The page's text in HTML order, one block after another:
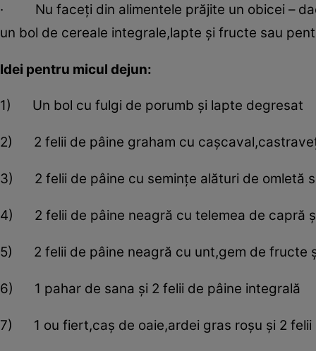
· Nu faceţi din alimentele prăjite un obicei –
un bol de cereale integrale,lapte şi fructe sau
Idei pentru micul dejun:
1) Un bol cu fulgi de porumb şi lapte degresat
2) 2 felii de pâine graham cu
3) 2 felii de pâine cu seminţe alături de omletă
4) 2 felii de pâine neagră cu telemea de capră
5) 2 felii de pâine neagră cu unt,gem de fructe
6) 1 pahar de sana şi 2 felii de pâine integrală
7) 1 ou fiert,caş de oaie,ardei gras roşu şi 2 felii